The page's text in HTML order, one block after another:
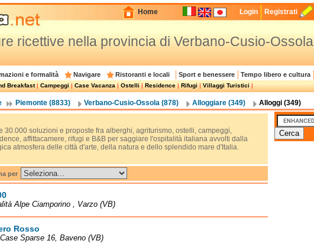
Home Login Registrati
ricettive nella provincia di Verbano-Cusio-Ossola
e formalità Navigare Ristoranti e locali Sport e benessere Tempo libero e cultura
Breakfast|Campeggi|Case Vacanza|Ostelli|Residence|Rifugi|Villaggi Turistici|
Piemonte (8833) Verbano-Cusio-Ossola (878) Alloggiare (349) Alloggi (349)
30.000 soluzioni e proposte fra alberghi, agriturismo, ostelli, campeggi,
affittacamere, rifugi e B&B per saggiare l'ospitalità italiana avvolti dalla
atmosfera delle città d'arte, della natura e dello splendido mare d'Italia.
per
Alpe Ciamporino , Varzo (VB)
Rosso
Sparse 16, Baveno (VB)